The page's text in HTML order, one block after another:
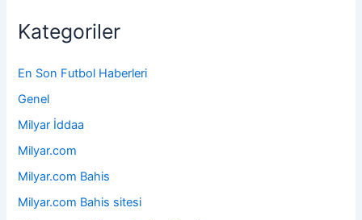
Kategoriler
En Son Futbol Haberleri
Genel
Milyar İddaa
Milyar.com
Milyar.com Bahis
Milyar.com Bahis sitesi